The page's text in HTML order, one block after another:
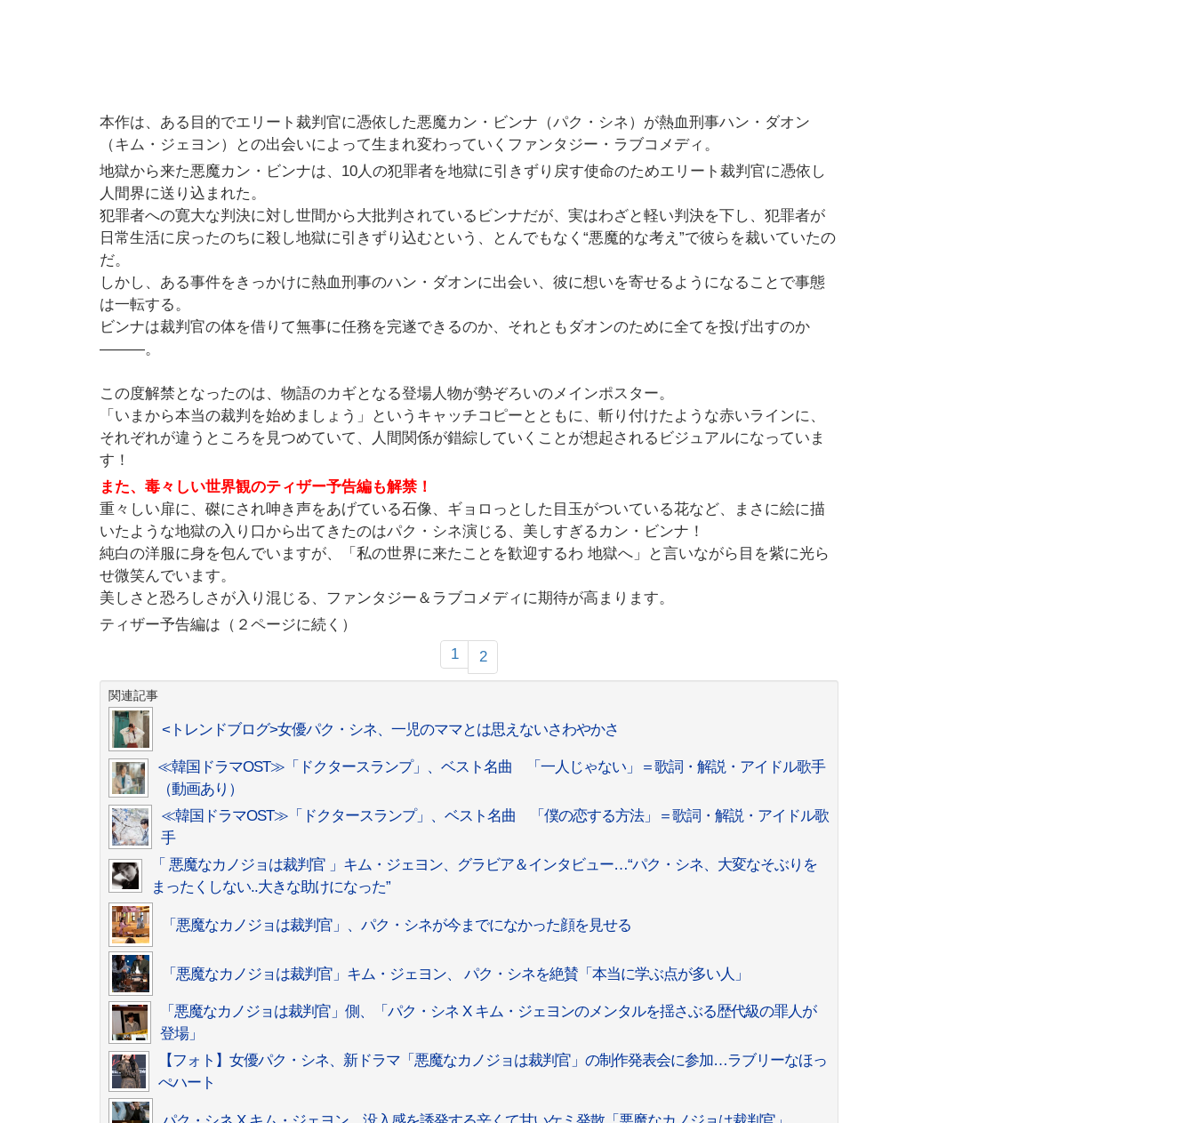
本作は、ある目的でエリート裁判官に憑依した悪魔カン・ビンナ（パク・シネ）が熱血刑事ハン・ダオン
（キム・ジェヨン）との出会いによって生まれ変わっていくファンタジー・ラブコメディ。
地獄から来た悪魔カン・ビンナは、10人の犯罪者を地獄に引きずり戻す使命のためエリート裁判官に憑依し
人間界に送り込まれた。
犯罪者への寛大な判決に対し世間から大批判されているビンナだが、実はわざと軽い判決を下し、犯罪者が
日常生活に戻ったのちに殺し地獄に引きずり込むという、とんでもなく“悪魔的な考え”で彼らを裁いていたの
だ。
しかし、ある事件をきっかけに熱血刑事のハン・ダオンに出会い、彼に想いを寄せるようになることで事態
は一転する。
ビンナは裁判官の体を借りて無事に任務を完遂できるのか、それともダオンのために全てを投げ出すのか
―――。
この度解禁となったのは、物語のカギとなる登場人物が勢ぞろいのメインポスター。
「いまから本当の裁判を始めましょう」というキャッチコピーとともに、斬り付けたような赤いラインに、
それぞれが違うところを見つめていて、人間関係が錯綜していくことが想起されるビジュアルになっていま
す！
また、毒々しい世界観のティザー予告編も解禁！
重々しい扉に、磔にされ呻き声をあげている石像、ギョロっとした目玉がついている花など、まさに絵に描
いたような地獄の入り口から出てきたのはパク・シネ演じる、美しすぎるカン・ビンナ！
純白の洋服に身を包んでいますが、「私の世界に来たことを歓迎するわ 地獄へ」と言いながら目を紫に光ら
せ微笑んでいます。
美しさと恐ろしさが入り混じる、ファンタジー＆ラブコメディに期待が高まります。
ティザー予告編は（２ページに続く）
1
2
関連記事
<トレンドブログ>女優パク・シネ、一児のママとは思えないさわやかさ
≪韓国ドラマOST≫「ドクタースランプ」、ベスト名曲 「一人じゃない」＝歌詞・解説・アイドル歌手
（動画あり）
≪韓国ドラマOST≫「ドクタースランプ」、ベスト名曲 「僕の恋する方法」＝歌詞・解説・アイドル歌
手
「 悪魔なカノジョは裁判官 」キム・ジェヨン、グラビア＆インタビュー…“パク・シネ、大変なそぶりを
まったくしない..大きな助けになった”
「悪魔なカノジョは裁判官」、パク・シネが今までになかった顔を見せる
「悪魔なカノジョは裁判官」キム・ジェヨン、 パク・シネを絶賛「本当に学ぶ点が多い人」
「悪魔なカノジョは裁判官」側、「パク・シネ X キム・ジェヨンのメンタルを揺さぶる歴代級の罪人が
登場」
【フォト】女優パク・シネ、新ドラマ「悪魔なカノジョは裁判官」の制作発表会に参加…ラブリーなほっ
ぺハート